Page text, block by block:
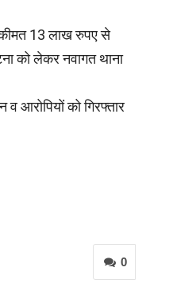
कीमत 13 लाख रुपए से
को लेकर नवागत थाना
व आरोपियों को गिरफ्तार
0